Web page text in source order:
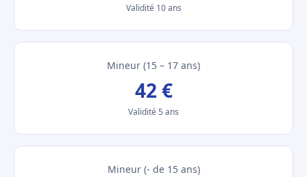
Validité 10 ans
Mineur (15 – 17 ans)
42 €
Validité 5 ans
Mineur (- de 15 ans)